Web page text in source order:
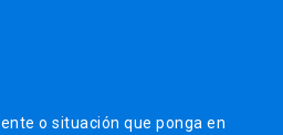
o situación que ponga en